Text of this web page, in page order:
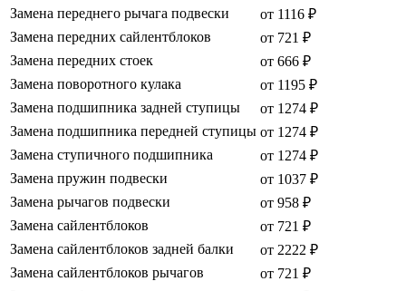
Замена переднего рычага подвески
от 1116 ₽
Замена передних сайлентблоков
от 721 ₽
Замена передних стоек
от 666 ₽
Замена поворотного кулака
от 1195 ₽
Замена подшипника задней ступицы
от 1274 ₽
Замена подшипника передней ступицы от 1274 ₽
Замена ступичного подшипника
от 1274 ₽
Замена пружин подвески
от 1037 ₽
Замена рычагов подвески
от 958 ₽
Замена сайлентблоков
от 721 ₽
Замена сайлентблоков задней балки
от 2222 ₽
Замена сайлентблоков рычагов
от 721 ₽